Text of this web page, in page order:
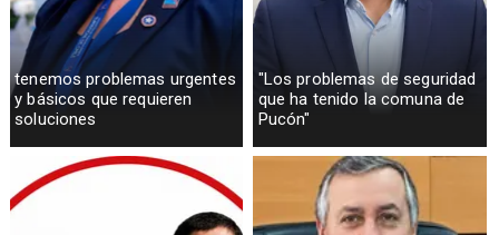
tenemos problemas urgentes
y básicos que requieren
soluciones
"Los problemas de seguridad
que ha tenido la comuna de
Pucón"